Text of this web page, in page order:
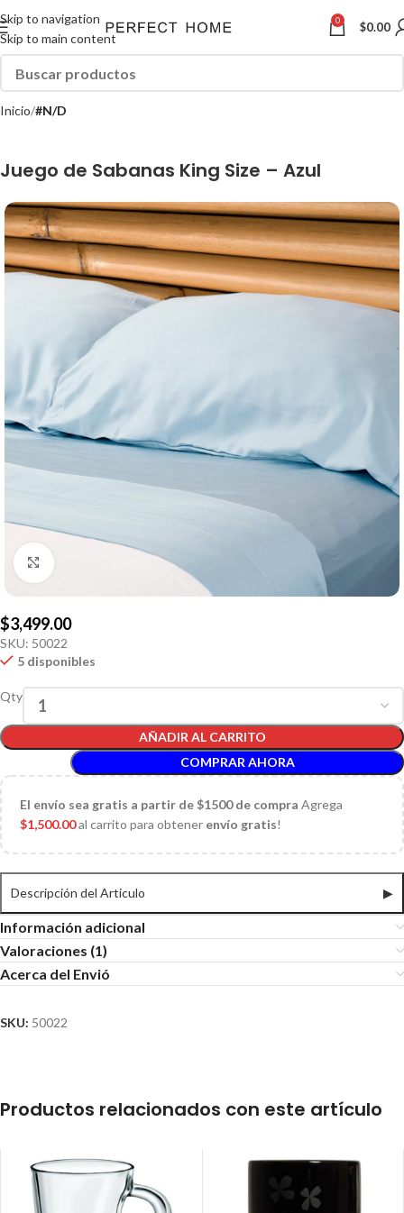
Skip to navigation
Skip to main content
0 $0.00
Inicio #N/D
Juego de Sabanas King Size – Azul
$3,499.00
SKU: 50022
5 disponibles
Qty
AÑADIR AL CARRITO
COMPRAR AHORA
El envío sea gratis a partir de $1500 de compra Agrega
$1,500.00al carrito para obtener envío gratis!
Descripción del Articulo ▶
Información adicional
Valoraciones (1)
Acerca del Envió
SKU: 50022
Productos relacionados con este artículo